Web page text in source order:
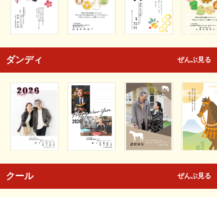
ダンディ ぜんぶ見る
クール ぜんぶ見る